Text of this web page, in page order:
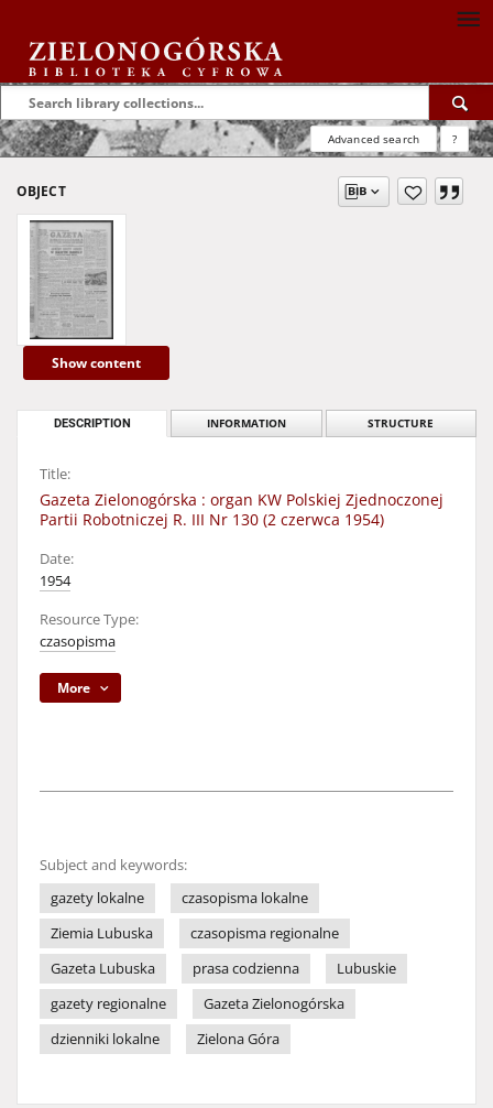
Advanced search ?
OBJECT
Show content
DESCRIPTION INFORMATION STRUCTURE
Title:
Gazeta Zielonogórska : organ KW Polskiej Zjednoczonej
Partii Robotniczej R. III Nr 130 (2 czerwca 1954)
Date:
1954
Resource Type:
czasopisma
More
Subject and keywords:
gazety lokalne
czasopisma lokalne
Ziemia Lubuska
czasopisma regionalne
Gazeta Lubuska
prasa codzienna
Lubuskie
gazety regionalne
Gazeta Zielonogórska
dzienniki lokalne
Zielona Góra